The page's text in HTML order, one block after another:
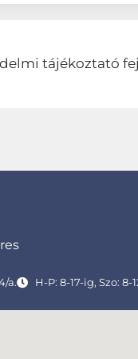
tájékoztató
a. H-P: 8-17-ig, Szo: 8-